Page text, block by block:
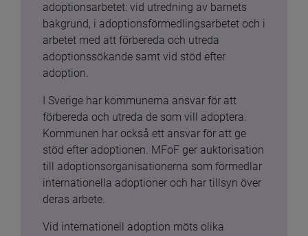
adoptionsarbetet: vid utredning av barnets
bakgrund, i adoptionsförmedlingsarbetet och i
arbetet med att förbereda och utreda
adoptionssökande samt vid stöd efter
adoption.
I Sverige har kommunerna ansvar för att
förbereda och utreda de som vill adoptera.
Kommunen har också ett ansvar för att ge
stöd efter adoptionen. MFoF ger auktorisation
till adoptionsorganisationerna som förmedlar
internationella adoptioner och har tillsyn över
deras arbete.
Vid internationell adoption möts olika